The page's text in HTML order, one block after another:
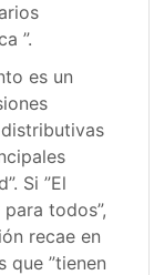
”.
es un
Si ”El
todos”,
recae en
que ”tienen